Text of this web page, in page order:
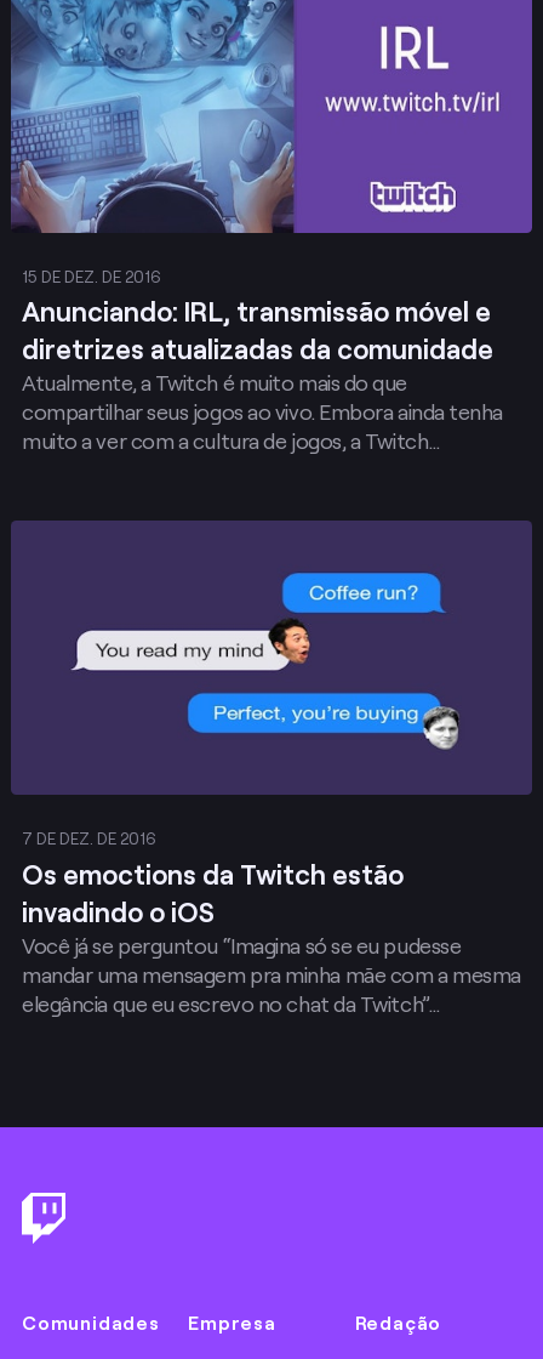
15 DE DEZ. DE 2016
Anunciando: IRL, transmissão móvel e
diretrizes atualizadas da comunidade
Atualmente, a Twitch é muito mais do que
compartilhar seus jogos ao vivo. Embora ainda tenha
muito a ver com a cultura de jogos, a Twitch…
7 DE DEZ. DE 2016
Os emoctions da Twitch estão
invadindo o iOS
Você já se perguntou “Imagina só se eu pudesse
mandar uma mensagem pra minha mãe com a mesma
elegância que eu escrevo no chat da Twitch”…
Comunidades Empresa Redação